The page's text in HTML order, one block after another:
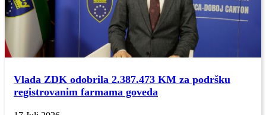
Vlada ZDK odobrila 2.387.473 KM za podršku
registrovanim farmama goveda